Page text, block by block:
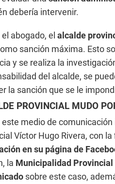
debería intervenir.
abogado, el alcalde
sanción máxima. Esto
y se realiza la
del alcalde, se
la sanción que se le
PROVINCIAL MUDO
este medio de
Víctor Hugo Rivera, con
en su página de
la Municipalidad
sobre este caso,